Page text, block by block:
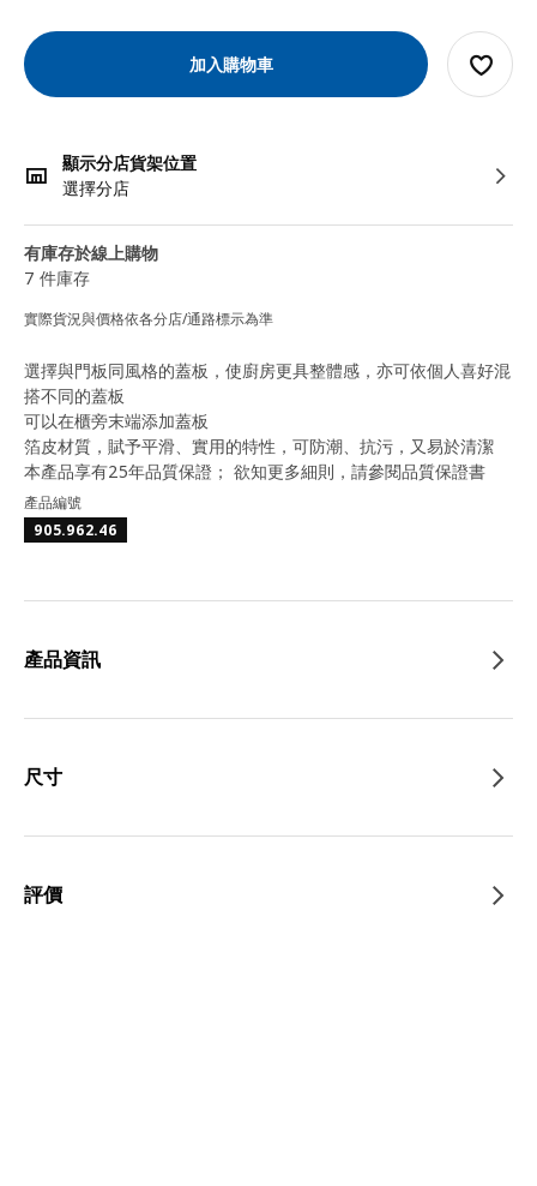
加入購物車
顯示分店貨架位置
選擇分店
有庫存於線上購物
7 件庫存
實際貨況與價格依各分店/通路標示為準
選擇與門板同風格的蓋板，使廚房更具整體感，亦可依個人喜好混
搭不同的蓋板
可以在櫃旁末端添加蓋板
箔皮材質，賦予平滑、實用的特性，可防潮、抗污，又易於清潔
本產品享有25年品質保證； 欲知更多細則，請參閱品質保證書
產品編號
905.962.46
產品資訊
尺寸
評價